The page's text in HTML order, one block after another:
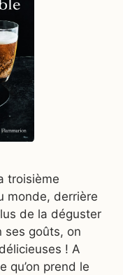
troisième
monde, derrière
de la déguster
ses goûts, on
! A
qu’on prend le